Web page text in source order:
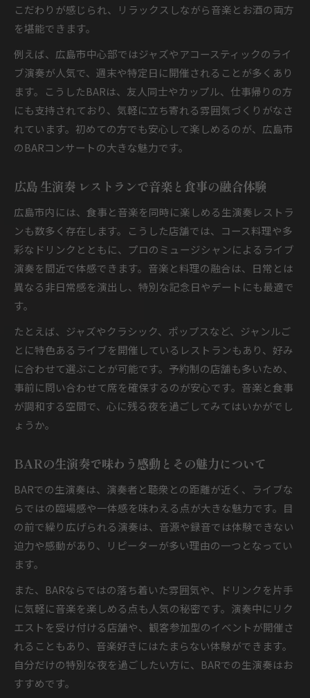
こだわりが感じられ、リラックスしながら音楽とお酒の両方
を堪能できます。
例えば、広島市中心部ではジャズやアコースティックのライ
ブ演奏が人気で、週末や特定日に開催されることが多くあり
ます。こうしたBARは、友人同士やカップル、仕事帰りの方
にも支持されており、気軽に立ち寄れる雰囲気づくりがなさ
れています。初めての方でも安心して楽しめるのが、広島市
のBARコンサートの大きな魅力です。
広島 生演奏 レストランで音楽と食事の融合体験
広島市内には、食事と音楽を同時に楽しめる生演奏レストラ
ンも数多く存在します。こうした店舗では、コース料理や多
彩なドリンクとともに、プロのミュージシャンによるライブ
演奏を間近で体感できます。音楽と料理の融合は、日常とは
異なる非日常感を演出し、特別な記念日やデートにも最適で
す。
たとえば、ジャズやクラシック、ポップスなど、ジャンルご
とに特色あるライブを開催しているレストランもあり、好み
に合わせて選ぶことが可能です。予約制の店舗も多いため、
事前に問い合わせて席を確保するのが安心です。音楽と食事
が調和する空間で、心に残る夜を過ごしてみてはいかがでし
ょうか。
BARの生演奏で味わう感動とその魅力について
BARでの生演奏は、演奏者と聴衆との距離が近く、ライブな
らではの臨場感や一体感を味わえる点が大きな魅力です。目
の前で繰り広げられる演奏は、音源や録音では体験できない
迫力や感動があり、リピーターが多い理由の一つとなってい
ます。
また、BARならではの落ち着いた雰囲気や、ドリンクを片手
に気軽に音楽を楽しめる点も人気の秘密です。演奏中にリク
エストを受け付ける店舗や、観客参加型のイベントが開催さ
れることもあり、音楽好きにはたまらない体験ができます。
自分だけの特別な夜を過ごしたい方に、BARでの生演奏はお
すすめです。